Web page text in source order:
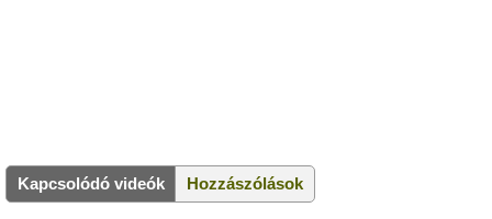
Kapcsolódó videók Hozzászólások